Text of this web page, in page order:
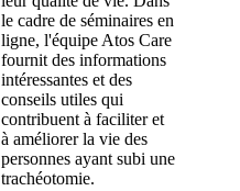
le cadre de séminaires en
ligne, l'équipe Atos Care
fournit des informations
intéressantes et des
conseils utiles qui
contribuent à faciliter et
à améliorer la vie des
personnes ayant subi une
trachéotomie.